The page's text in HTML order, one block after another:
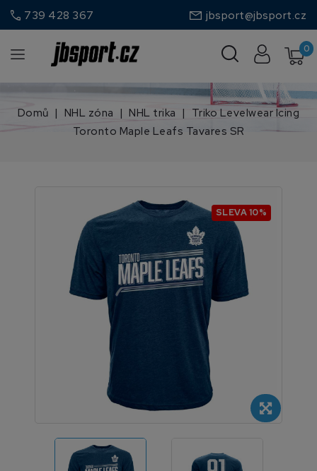
call 739 428 367 jbsport@jbsport.cz
0
Domů NHL zóna NHL trika
Triko Levelwear Icing
Toronto Maple Leafs Tavares SR
SLEVA 10%